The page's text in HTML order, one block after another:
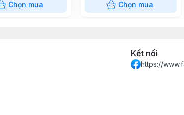
Chọn mua Chọn mua
Kết nối
https://